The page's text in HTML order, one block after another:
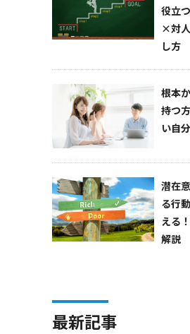
役立
×対
し方
根本
持つ
い自
潜在
る行
える
解説
最新記事